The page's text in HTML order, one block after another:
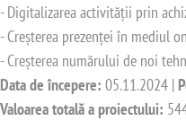
- Digitalizarea activității prin
- Creșterea prezenței în mediul
- Creșterea numărului de noi
Data de începere: 05.11.2024 |
Valoarea totală a proiectului: